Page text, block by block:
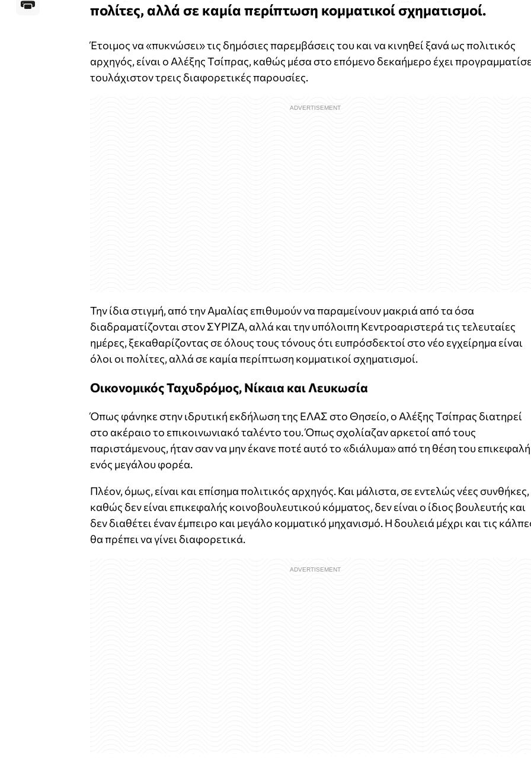
πολίτες, αλλά σε καμία περίπτωση κομματικοί σχηματισμοί.
Έτοιμος να «πυκνώσει» τις δημόσιες παρεμβάσεις του και να κινηθεί ξανά ως πολιτικός
αρχηγός, είναι ο Αλέξης Τσίπρας, καθώς μέσα στο επόμενο δεκαήμερο έχει
τουλάχιστον τρεις διαφορετικές παρουσίες.
Την ίδια στιγμή, από την Αμαλίας επιθυμούν να παραμείνουν μακριά από τα όσα
διαδραματίζονται στον ΣΥΡΙΖΑ, αλλά και την υπόλοιπη Κεντροαριστερά τις τελευταίες
ημέρες, ξεκαθαρίζοντας σε όλους τους τόνους ότι ευπρόσδεκτοί στο νέο εγχείρημα είναι
όλοι οι πολίτες, αλλά σε καμία περίπτωση κομματικοί σχηματισμοί.
Οικονομικός Ταχυδρόμος, Νίκαια και Λευκωσία
Όπως φάνηκε στην ιδρυτική εκδήλωση της ΕΛΑΣ στο Θησείο, ο Αλέξης Τσίπρας διατηρεί
στο ακέραιο το επικοινωνιακό ταλέντο του. Όπως σχολίαζαν αρκετοί από τους
παριστάμενους, ήταν σαν να μην έκανε ποτέ αυτό το «διάλυμα» από τη θέση του
ενός μεγάλου φορέα.
Πλέον, όμως, είναι και επίσημα πολιτικός αρχηγός. Και μάλιστα, σε εντελώς νέες συνθήκες,
καθώς δεν είναι επικεφαλής κοινοβουλευτικού κόμματος, δεν είναι ο ίδιος βουλευτής και
δεν διαθέτει έναν έμπειρο και μεγάλο κομματικό μηχανισμό. Η δουλειά μέχρι και τις
θα πρέπει να γίνει διαφορετικά.